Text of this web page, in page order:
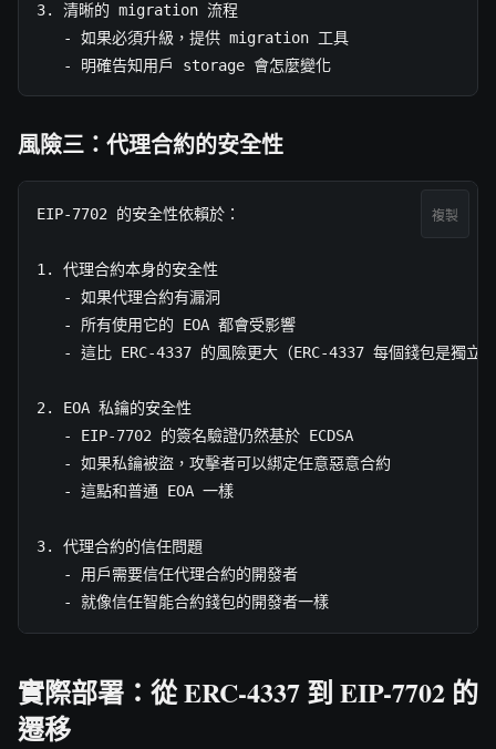
3. 清晰的 migration 流程
   - 如果必須升級，提供 migration 工具
   - 明確告知用戶 storage 會怎麼變化
風險三：代理合約的安全性
EIP-7702 的安全性依賴於：
1. 代理合約本身的安全性
   - 如果代理合約有漏洞
   - 所有使用它的 EOA 都會受影響
- 這比 ERC-4337 的風險更大（ERC-4337 每個錢包是獨立
2. EOA 私鑰的安全性
   - EIP-7702 的簽名驗證仍然基於 ECDSA
   - 如果私鑰被盜，攻擊者可以綁定任意惡意合約
   - 這點和普通 EOA 一樣
3. 代理合約的信任問題
   - 用戶需要信任代理合約的開發者
   - 就像信任智能合約錢包的開發者一樣
複製
實際部署：從 ERC-4337 到 EIP-7702 的
遷移